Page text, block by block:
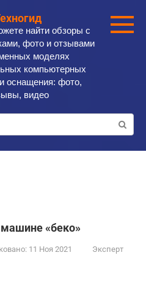
найти обзоры с
фото и отзывами
моделях
компьютерных
оснащения: фото,
видео
«беко»
11 Ноя 2021
Эксперт